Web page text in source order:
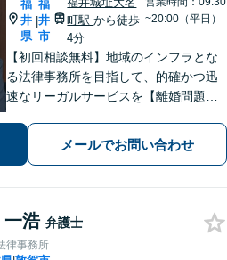
福
井
県
|
福
井
市
町駅から徒歩
4分
~20:00（平日）
【初回相談無料】地域のインフラとな
る法律事務所を目指して、的確かつ迅
速なリーガルサービスを【離婚問題】
お任せください【相続問題】福井密着
型事務所として地域特性を活かしたア
メールでお問い合わせ
一浩 弁護士
律事務所